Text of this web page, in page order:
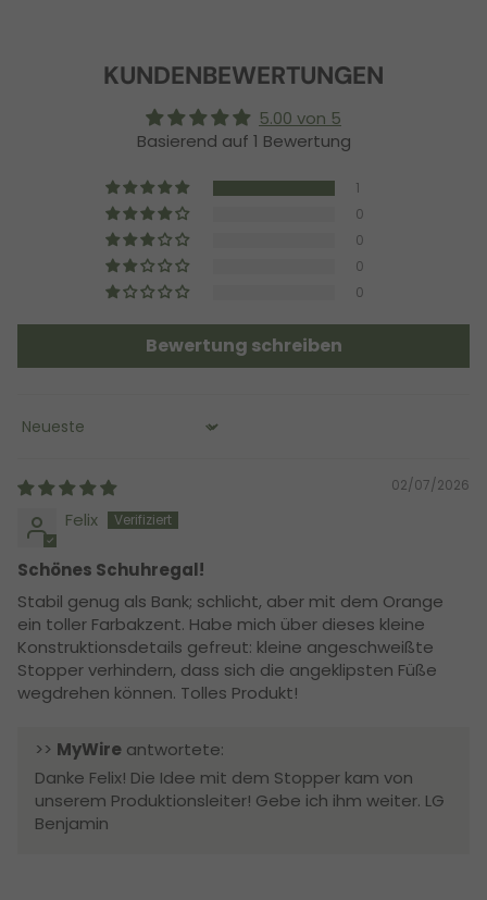
KUNDENBEWERTUNGEN
5.00 von 5
Basierend auf 1 Bewertung
1
0
0
0
0
Bewertung schreiben
Sort by
02/07/2026
Felix
Schönes Schuhregal!
Stabil genug als Bank; schlicht, aber mit dem Orange
ein toller Farbakzent. Habe mich über dieses kleine
Konstruktionsdetails gefreut: kleine angeschweißte
Stopper verhindern, dass sich die angeklipsten Füße
wegdrehen können. Tolles Produkt!
>> MyWire antwortete:
Danke Felix! Die Idee mit dem Stopper kam von
unserem Produktionsleiter! Gebe ich ihm weiter. LG
Benjamin